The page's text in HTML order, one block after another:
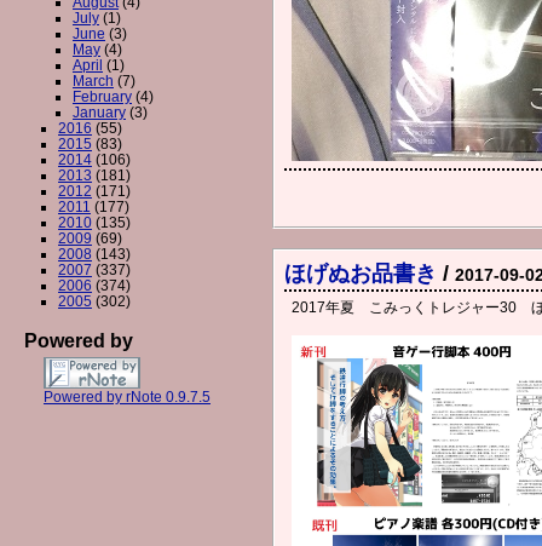
ほげぬお品書き / 2017-09-
2017年夏 こみっくトレジャー30
July (1)
June (3)
May (4)
April (1)
March (7)
February (4)
January (3)
2016 (55)
2015 (83)
2014 (106)
2013 (181)
2012 (171)
2011 (177)
2010 (135)
2009 (69)
2008 (143)
2007 (337)
2006 (374)
2005 (302)
Powered by
Powered by rNote 0.9.7.5